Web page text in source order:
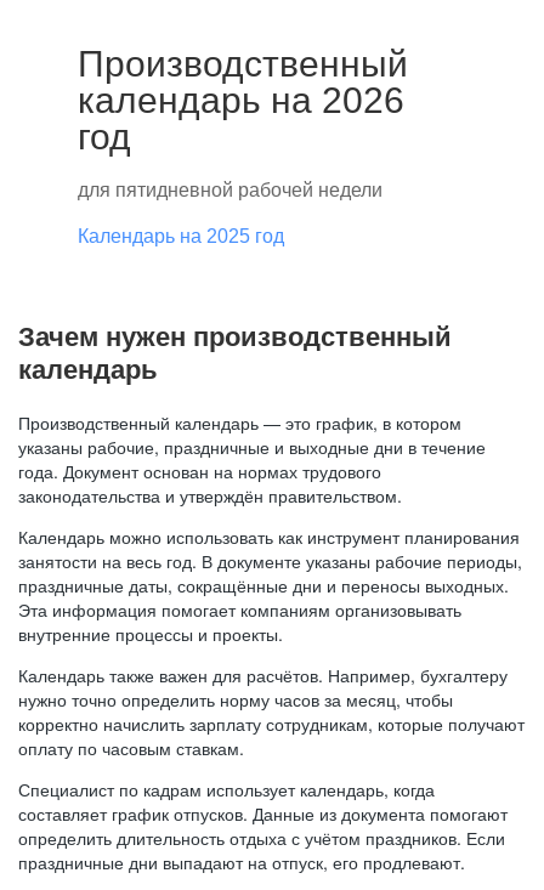
Производственный
календарь на 2026
год
для пятидневной рабочей недели
Календарь на 2025 год
Зачем нужен производственный
календарь
Производственный календарь — это график, в котором
указаны рабочие, праздничные и выходные дни в течение
года. Документ основан на нормах трудового
законодательства и утверждён правительством.
Календарь можно использовать как инструмент планирования
занятости на весь год. В документе указаны рабочие периоды,
праздничные даты, сокращённые дни и переносы выходных.
Эта информация помогает компаниям организовывать
внутренние процессы и проекты.
Календарь также важен для расчётов. Например, бухгалтеру
нужно точно определить норму часов за месяц, чтобы
корректно начислить зарплату сотрудникам, которые получают
оплату по часовым ставкам.
Специалист по кадрам использует календарь, когда
составляет график отпусков. Данные из документа помогают
определить длительность отдыха с учётом праздников. Если
праздничные дни выпадают на отпуск, его продлевают.